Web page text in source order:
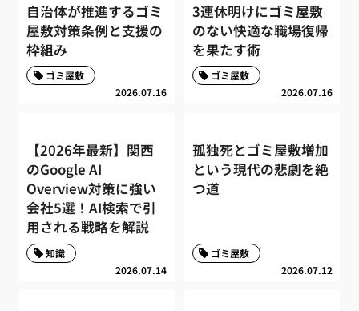
自治体が推進するゴミ
屋敷対策条例と支援の
枠組み
2026.07.16
ゴミ屋敷
3連休明けにゴミ屋敷
のない快適な職場復帰
を果たす術
2026.07.16
ゴミ屋敷
【2026年最新】関西
のGoogle AI
Overview対策に強い
会社5選！AI検索で引
用される戦略を解説
2026.07.14
知識
孤独死とゴミ屋敷増加
という現代の悲劇を絶
つ道
2026.07.12
ゴミ屋敷